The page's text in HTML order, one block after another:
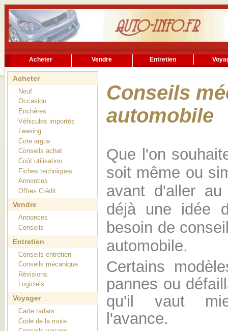
Acheter Vendre Entretien
Acheter
Neuf
Occasion
Enchêres
Véhicules importés
Leasing
Cote argus
Conseils achat
Coût utilisation
Fiches techniques
Annonces
Offres Crédit
Vendre
Annonces
Conseils
Entretien
Conseils entretien
Conseils mécanique
Révisions
Logiciels
Voyager
Carte radars
Code de la route
Conseils
automobile
Que l'on
soit même ou
avant d'aller
déjà une idée
besoin de
automobile.
Certains
pannes ou
qu'il vaut
l'avance.